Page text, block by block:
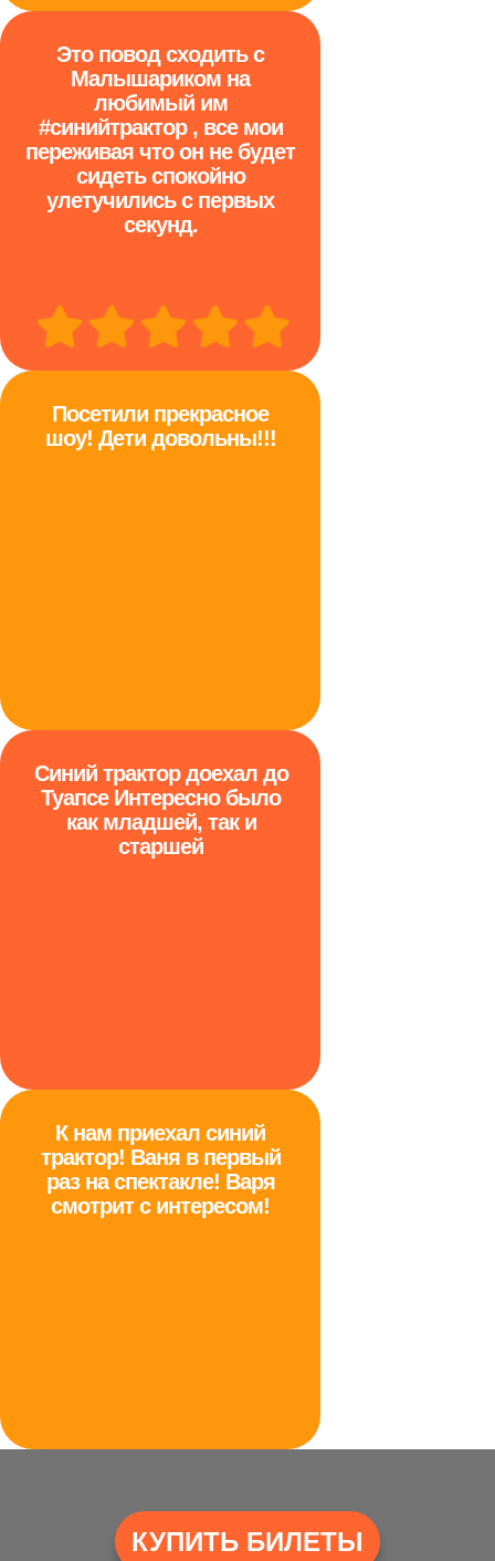
Это повод сходить с
Малышариком на
любимый им
#синийтрактор , все мои
переживая что он не будет
сидеть спокойно
улетучились с первых
секунд.
Посетили прекрасное
шоу! Дети довольны!!!
Синий трактор доехал до
Туапсе Интересно было
как младшей, так и
старшей
К нам приехал синий
трактор! Ваня в первый
раз на спектакле! Варя
смотрит с интересом!
КУПИТЬ БИЛЕТЫ